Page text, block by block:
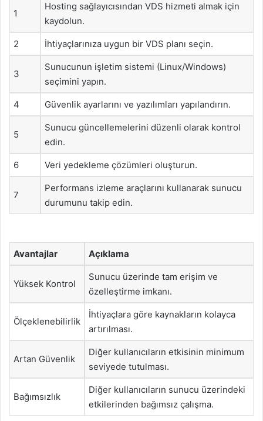
1
Hosting sağlayıcısından VDS hizmeti almak için
kaydolun.
2 İhtiyaçlarınıza uygun bir VDS planı seçin.
3
Sunucunun işletim sistemi (Linux/Windows)
seçimini yapın.
4 Güvenlik ayarlarını ve yazılımları yapılandırın.
5
Sunucu güncellemelerini düzenli olarak kontrol
edin.
6 Veri yedekleme çözümleri oluşturun.
7
Performans izleme araçlarını kullanarak sunucu
durumunu takip edin.
Avantajlar Açıklama
Yüksek Kontrol
Sunucu üzerinde tam erişim ve
özelleştirme imkanı.
Ölçeklenebilirlik
İhtiyaçlara göre kaynakların kolayca
artırılması.
Artan Güvenlik
Diğer kullanıcıların etkisinin minimum
seviyede tutulması.
Bağımsızlık
Diğer kullanıcıların sunucu üzerindeki
etkilerinden bağımsız çalışma.